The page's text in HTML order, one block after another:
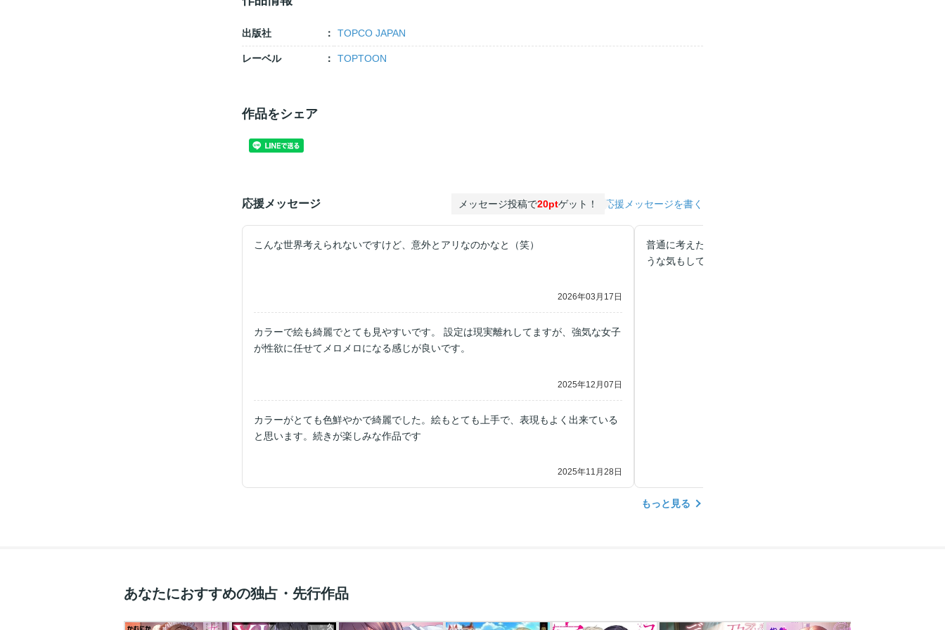
出版社 TOPCO JAPAN
レーベル TOPTOON
作品をシェア
応援メッセージ メッセージ投稿で20ptゲット！ 応援メッセージを書く
こんな世界考えられないですけど、意外とアリなのかなと（笑）
2026年03月17日
カラーで絵も綺麗でとても見やすいです。 設定は現実離れしてますが、強気な女子
が性欲に任せてメロメロになる感じが良いです。
2025年12月07日
カラーがとても色鮮やかで綺麗でした。絵もとても上手で、表現もよく出来ている
と思います。続きが楽しみな作品です
2025年11月28日
普通に考えたらむちゃくちゃな設定ですが、田舎の村にはあっても
うな気もしてきてしまう感じです。俺も壁穴したい笑
もっと見る
あなたにおすすめの独占・先行作品